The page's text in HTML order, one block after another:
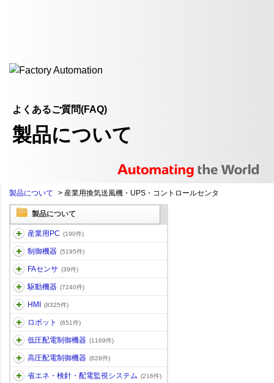
よくあるご質問(FAQ)
製品について
製品について > 産業用換気送風機・UPS・コントロールセンタ
製品について
産業用PC (190件)
制御機器 (5195件)
FAセンサ (39件)
駆動機器 (7240件)
HMI (8325件)
ロボット (651件)
低圧配電制御機器 (1169件)
高圧配電制御機器 (628件)
省エネ・検針・配電監視システム (216件)